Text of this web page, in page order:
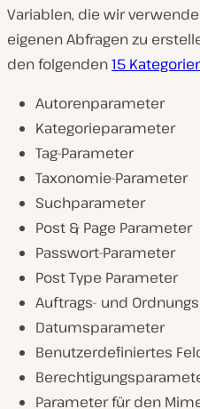
Variablen, die wir
eigenen Abfragen zu
den folgenden15
Autorenparameter
Kategorieparameter
Tag-Parameter
Taxonomie-Parameter
Suchparameter
Post & Page Parameter
Passwort-Parameter
Post Type Parameter
Auftrags- und
Datumsparameter
Benutzerdefiniertes
Parameter für den